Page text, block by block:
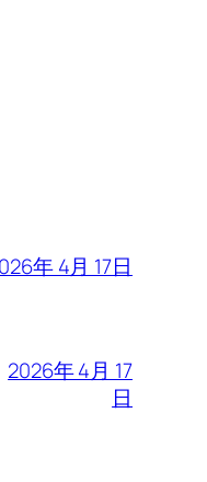
年 4月 17日
2026年 4月 17
日